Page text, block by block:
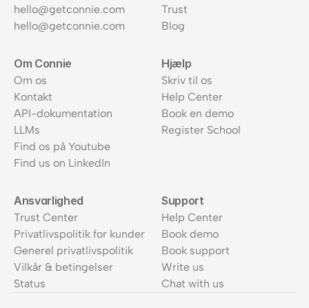
hello@getconnie.com
hello@getconnie.com
Trust
Blog
Om Connie
Om os
Kontakt
API-dokumentation
LLMs
Find os på Youtube
Find us on LinkedIn
Hjælp
Skriv til os
Help Center
Book en demo
Register School
Ansvarlighed
Trust Center
Privatlivspolitik for kunder
Generel privatlivspolitik
Vilkår & betingelser
Status
Support
Help Center
Book demo
Book support
Write us
Chat with us